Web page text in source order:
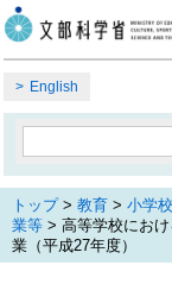
English
トップ> 教育 > 小学
業等 > 高等学校にお
業（平成27年度）